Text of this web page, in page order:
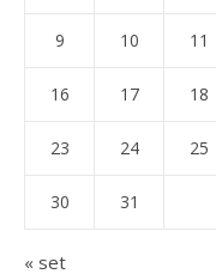
9 10 11
16 17 18
23 24 25
30 31
« set